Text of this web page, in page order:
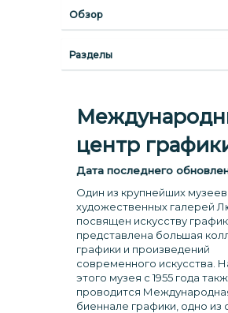
Обзор
Разделы
центр
Дата последнего
Один из крупнейших музеев
художественных галерей
посвящен искусству
представлена большая
графики и произведений
современного искусства.
этого музея с 1955 года
проводится
биеннале графики, одно из